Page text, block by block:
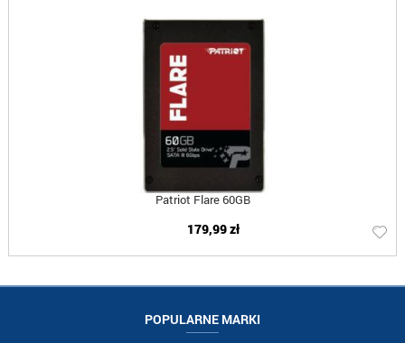
Patriot Flare 60GB
179,99 zł
POPULARNE MARKI